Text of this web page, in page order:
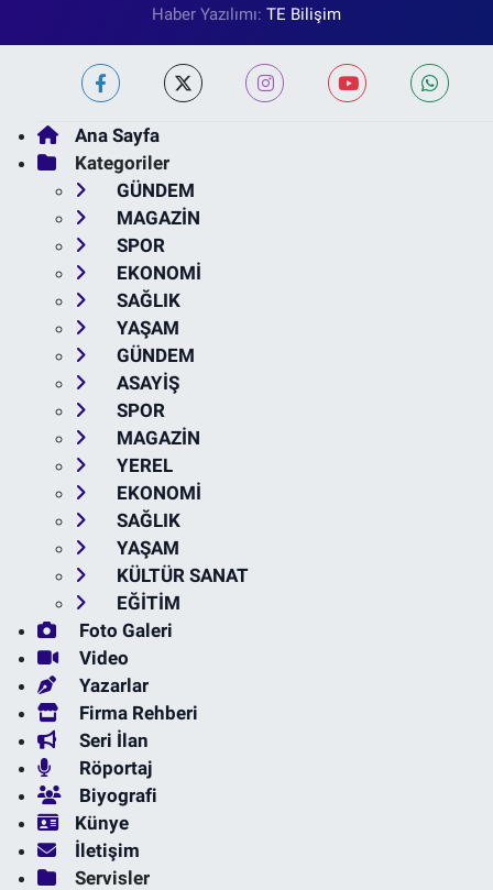
Haber Yazılımı: TE Bilişim
Ana Sayfa
Kategoriler
GÜNDEM
MAGAZİN
SPOR
EKONOMİ
SAĞLIK
YAŞAM
GÜNDEM
ASAYİŞ
SPOR
MAGAZİN
YEREL
EKONOMİ
SAĞLIK
YAŞAM
KÜLTÜR SANAT
EĞİTİM
Foto Galeri
Video
Yazarlar
Firma Rehberi
Seri İlan
Röportaj
Biyografi
Künye
İletişim
Servisler